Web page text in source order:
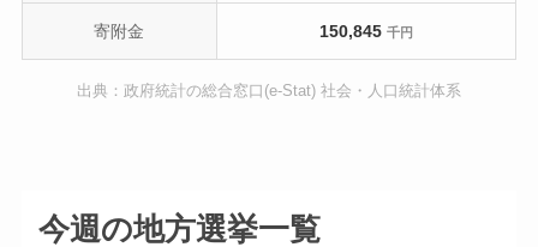
寄附金 150,845 千円
出典：政府統計の総合窓口(e-Stat) 社会・人口統計体系
今週の地方選挙一覧